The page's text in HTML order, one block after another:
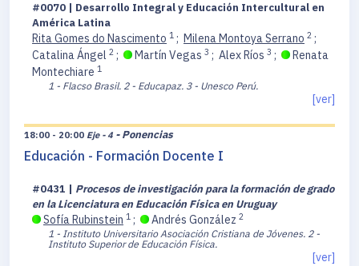
#0070 | Desarrollo Integral y Educación Intercultural en
América Latina
Rita Gomes do Nascimento 1 ; Milena Montoya Serrano 2 ;
Catalina Ángel 2 ; Martín Vegas 3 ; Alex Ríos 3 ;
Renata
Montechiare 1
1 - Flacso Brasil. 2 - Educapaz. 3 - Unesco Perú.
[ver]
18:00 - 20:00 Eje - 4 - Ponencias
Educación - Formación Docente I
#0431 | Procesos de investigación para la formación de grado
en la Licenciatura en Educación Física en Uruguay
Sofía Rubinstein 1 ; Andrés González 2
1 - Instituto Universitario Asociación Cristiana de Jóvenes. 2 -
Instituto Superior de Educación Física.
[ver]